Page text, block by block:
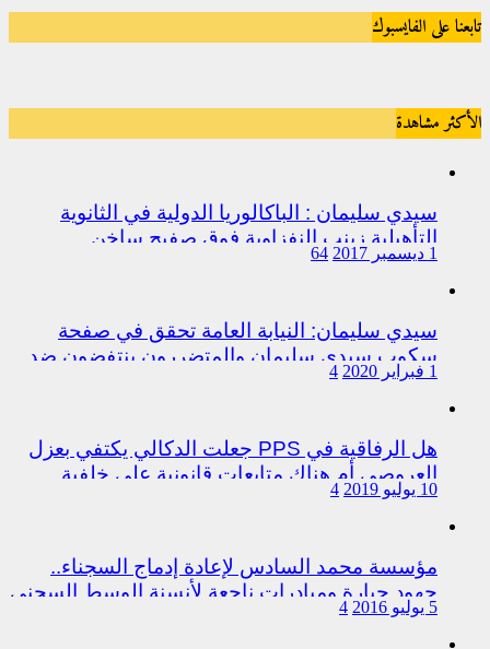
تابعنا على الفايسبوك
الأكثر مشاهدة
سيدي سليمان : الباكالوريا الدولية في الثانوية
التأهيلية زينب النفزاوية فوق صفيح ساخن
1 ديسمبر 2017 64
سيدي سليمان: النيابة العامة تحقق في صفحة
سكوب سيدي سليمان والمتضررون ينتفضون ضد
المتورطين من رجال الشرطة
1 فبراير 2020 4
هل الرفاقية في PPS جعلت الدكالي يكتفي بعزل
العروصي أم هناك متابعات قانونية على خلفية
اختلالات التسيير بمندوبية سيدي سليمان
10 يوليو 2019 4
مؤسسة محمد السادس لإعادة إدماج السجناء..
جهود جبارة ومبادرات ناجعة لأنسنة الوسط السجني
5 يوليو 2016 4